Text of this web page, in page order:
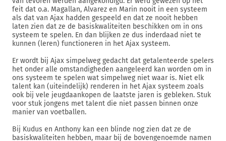
feit dat o.a. Magallan, Alvarez en Marin nooit in een systeem
als dat van Ajax hadden gespeeld en dat ze nooit hebben
laten zien dat ze de basiskwaliteiten beschikken om in ons
systeem te spelen. En dan blijken ze dus inderdaad niet te
kunnen (leren) functioneren in het Ajax systeem.
Er wordt bij Ajax simpelweg gedacht dat getalenteerde spelers
het onder alle omstandigheden aangeleerd kan worden om in
ons systeem te spelen wat simpelweg niet waar is. Niet elk
talent kan (uiteindelijk) renderen in het Ajax systeem zoals
ook bij vele jeugdaankopen de laatste jaren is gebleken. Stuk
voor stuk jongens met talent die niet passen binnen onze
manier van voetballen.
Bij Kudus en Anthony kan een blinde nog zien dat ze de
basiskwaliteiten hebben, maar bij de bovengenoemde namen